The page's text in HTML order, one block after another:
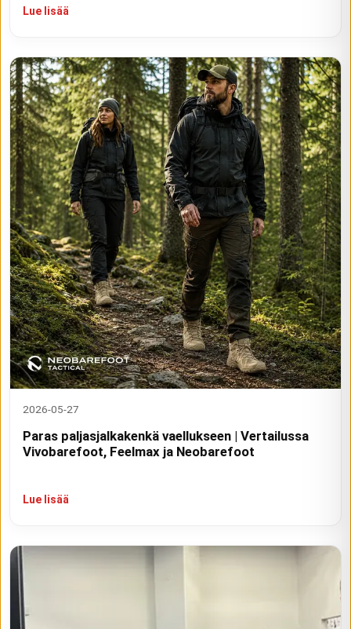
Lue lisää
2026-05-27
Paras paljasjalkakenkä vaellukseen | Vertailussa
Vivobarefoot, Feelmax ja Neobarefoot
Lue lisää